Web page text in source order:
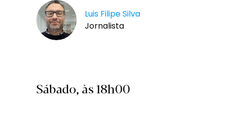
Luis Filipe Silva
Jornalista
Sábado, às 18h00